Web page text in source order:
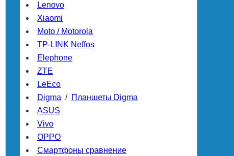
Lenovo
Xiaomi
Moto / Motorola
TP-LINK Neffos
Elephone
ZTE
LeEco
Digma / Планшеты Digma
ASUS
Vivo
OPPO
Смартфоны сравнение